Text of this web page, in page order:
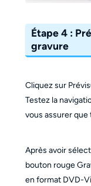
Étape4 :
gravure
Cliquez sur
Testez la
vous assurer
Après avoir
bouton rouge
en format DVD-